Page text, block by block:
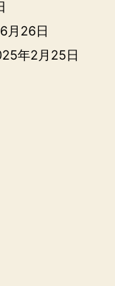
月26日
年2月25日